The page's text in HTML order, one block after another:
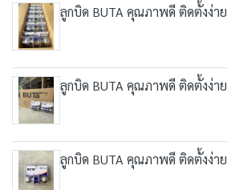
ลูกบิด BUTA คุณภาพดี ติดตั้งง่าย
ลูกบิด BUTA คุณภาพดี ติดตั้งง่าย
ลูกบิด BUTA คุณภาพดี ติดตั้งง่าย